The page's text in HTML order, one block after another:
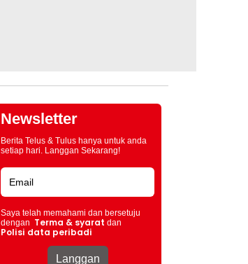
Newsletter
Berita Telus & Tulus hanya untuk anda
setiap hari. Langgan Sekarang!
Saya telah memahami dan bersetuju
dengan Terma & syarat dan
Polisi data peribadi